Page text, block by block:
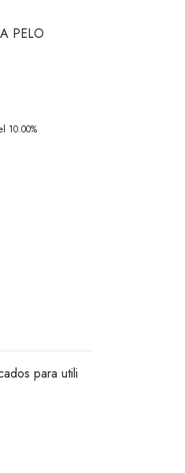
PELO
10.00%
para utili